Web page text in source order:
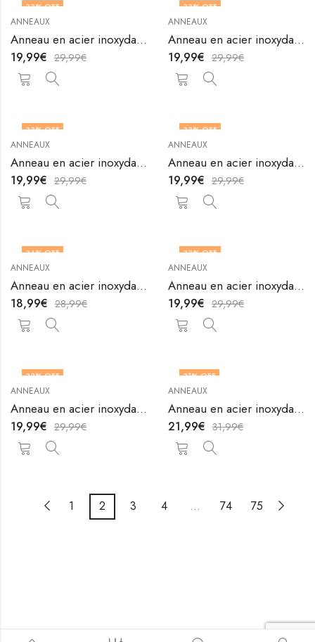
33% OFF
ANNEAUX
Anneau en acier inoxydable plaqué or 18K de V&F Jewelers
19,99€ 29,99€
33% OFF
ANNEAUX
Anneau en acier inoxydable plaqué or 18K de V&F Jewelers
19,99€ 29,99€
33% OFF
OUT OF STOCK
ANNEAUX
Anneau en acier inoxydable plaqué or 18K de V&F Jewelers
19,99€ 29,99€
33% OFF
OUT OF STOCK
ANNEAUX
Anneau en acier inoxydable plaqué or 18K de V&F Jewelers
19,99€ 29,99€
34% OFF
OUT OF STOCK
ANNEAUX
Anneau en acier inoxydable plaqué or 18K de V&F Jewelers
18,99€ 28,99€
33% OFF
ANNEAUX
Anneau en acier inoxydable plaqué or 18K de V&F Jewelers
19,99€ 29,99€
33% OFF
ANNEAUX
Anneau en acier inoxydable plaqué or 18K de V&F Jewelers
19,99€ 29,99€
31% OFF
OUT OF STOCK
ANNEAUX
Anneau en acier inoxydable plaqué or 18K de V&F Jewelers
21,99€ 31,99€
1 2 3 4 … 74 75